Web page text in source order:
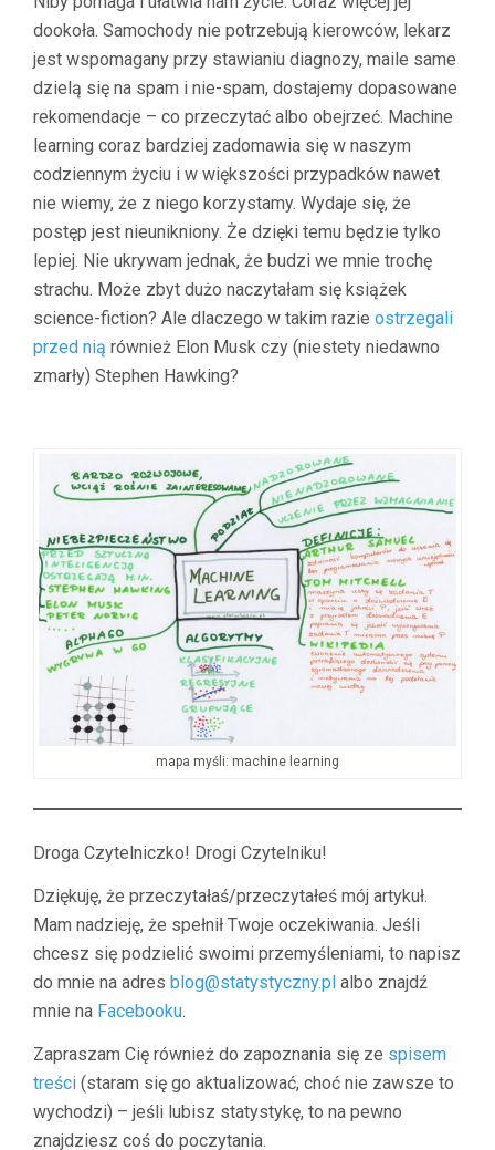
dookoła. Samochody nie potrzebują kierowców, lekarz
jest wspomagany przy stawianiu diagnozy, maile same
dzielą się na spam i nie-spam, dostajemy dopasowane
rekomendacje – co przeczytać albo obejrzeć. Machine
learning coraz bardziej zadomawia się w naszym
codziennym życiu i w większości przypadków nawet
nie wiemy, że z niego korzystamy. Wydaje się, że
postęp jest nieunikniony. Że dzięki temu będzie tylko
lepiej. Nie ukrywam jednak, że budzi we mnie trochę
strachu. Może zbyt dużo naczytałam się książek
science-fiction? Ale dlaczego w takim razie ostrzegali
przed nią również Elon Musk czy (niestety niedawno
zmarły) Stephen Hawking?
mapa myśli: machine learning
Droga Czytelniczko! Drogi Czytelniku!
Dziękuję, że przeczytałaś/przeczytałeś mój artykuł.
Mam nadzieję, że spełnił Twoje oczekiwania. Jeśli
chcesz się podzielić swoimi przemyśleniami, to napisz
do mnie na adres blog@statystyczny.pl albo znajdź
mnie na Facebooku.
Zapraszam Cię również do zapoznania się ze spisem
treści (staram się go aktualizować, choć nie zawsze to
wychodzi) – jeśli lubisz statystykę, to na pewno
znajdziesz coś do poczytania.